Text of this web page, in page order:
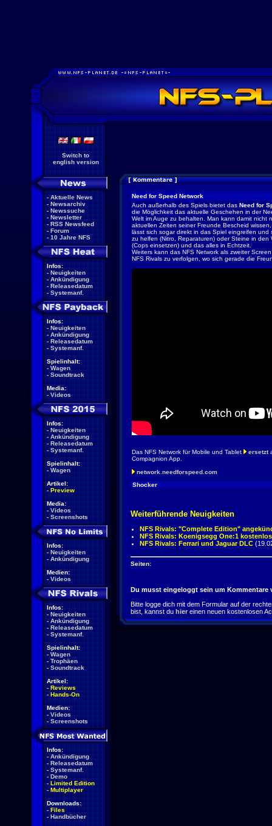
Switch to
english version
- Aktuelle News
- Newsarchiv
- Newssuche
- Newsletter
- RSS Newsfeed
- Forum
- 10 Jahre NFS
Infos:
- Neuigkeiten
- Ankündigung
- Releasedatum
- Systemanf.
Infos:
- Neuigkeiten
- Ankündigung
- Releasedatum
- Systemanf.
Spielinhalt:
- Wagen
- Soundtrack
Media:
- Videos
Infos:
- Neuigkeiten
- Ankündigung
- Releasedatum
- Systemanf.
Spielinhalt:
- Wagen
Artikel:
- Preview
Media:
- Videos
- Screenshots
Infos:
- Neuigkeiten
- Ankündigung
Medien:
- Videos
Infos:
- Neuigkeiten
- Ankündigung
- Releasedatum
- Systemanf.
Spielinhalt:
- Wagen
- Trophäen
- Soundtrack
Artikel:
- Reviews
- Hands-On
Medien:
- Videos
- Screenshots
Infos:
- Ankündigung
- Releasedatum
- Systemanf.
- Demo
- Limited Edition
- Multiplayer
Downloads:
- Files
- Handbücher
Need for Speed Network
Auch außerhalb des Spiels bietet das Need for
die Möglichkeit das aktuelle Geschehen in der
Welt im Auge zu behalten. Man kann damit nicht
aktuellen Zeiten seiner Freunde Bescheid
lässt sich sogar direkt in das Spiel eingreifen und
zu helfen (Nitro, Reparaturen) oder Steine in den
(Cops einsetzen) und das alles in Echtzeit.
Weiters kann das NFS Network als zweiter
NFS Rivals zu verfolgen, wo sich gerade die
Das NFS Network für Mobile und Tablet ersetzt
Compagnion App.
network.needforspeed.com
Shocker
Weiterführende Neuigkeiten
NFS Rivals: "Complete Edition"
NFS Rivals: Koenigsegg One:1 kostenlos
NFS Rivals: Ferrari und Jaguar DLC
Seiten:
Du musst eingeloggt sein um Kommentare
Bitte logge dich mit dem Formular auf der
bist, kannst du hier einen neuen kostenlosen